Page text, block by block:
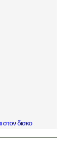
στον δισκο